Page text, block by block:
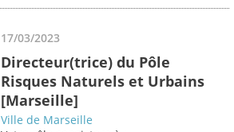
17/03/2023
Directeur(trice) du Pôle
Risques Naturels et Urbains
[Marseille]
Ville de Marseille